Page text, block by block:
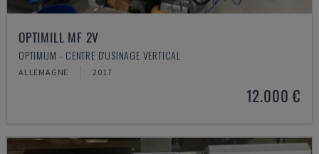
OPTIMILL MF 2V
OPTIMUM - CENTRE D'USINAGE VERTICAL
ALLEMAGNE 2017
12.000 €